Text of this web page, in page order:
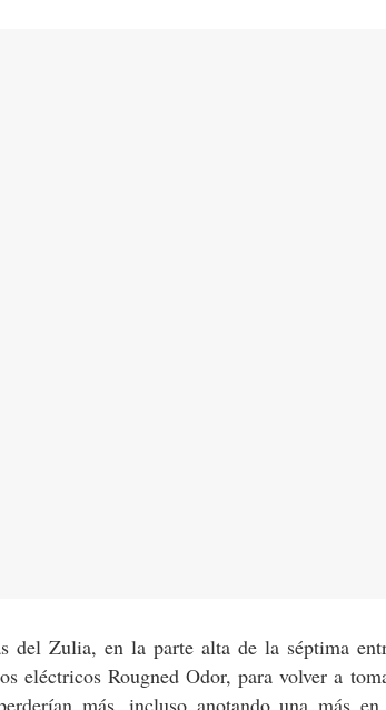
del Zulia, en la parte alta de la séptima
eléctricos Rougned Odor, para volver a
más, incluso anotando una más